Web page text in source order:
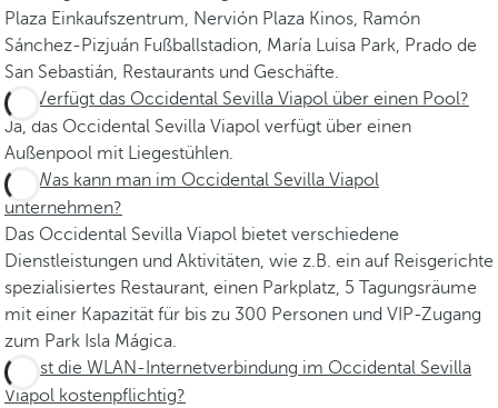
Plaza Einkaufszentrum, Nervión Plaza Kinos, Ramón
Sánchez-Pizjuán Fußballstadion, María Luisa Park, Prado de
San Sebastián, Restaurants und Geschäfte.
Verfügt das Occidental Sevilla Viapol über einen Pool?
Ja, das Occidental Sevilla Viapol verfügt über einen
Außenpool mit Liegestühlen.
Was kann man im Occidental Sevilla Viapol
unternehmen?
Das Occidental Sevilla Viapol bietet verschiedene
Dienstleistungen und Aktivitäten, wie z.B. ein auf Reisgerichte
spezialisiertes Restaurant, einen Parkplatz, 5 Tagungsräume
mit einer Kapazität für bis zu 300 Personen und VIP-Zugang
zum Park Isla Mágica.
Ist die WLAN-Internetverbindung im Occidental Sevilla
Viapol kostenpflichtig?